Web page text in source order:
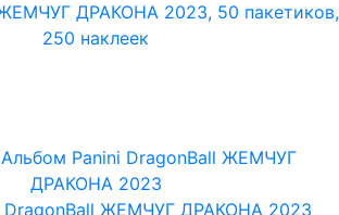
ДРАКОНА 2023, 50 пакетиков,
250 наклеек
DragonBall ЖЕМЧУГ ДРАКОНА 2023